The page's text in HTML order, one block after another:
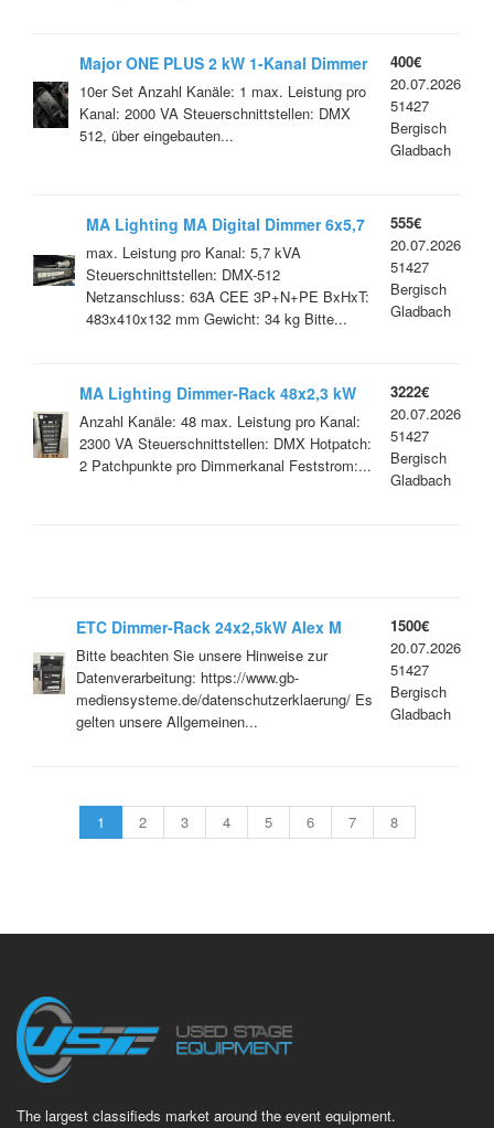
Major ONE PLUS 2 kW 1-Kanal Dimmer
mit DMX / 10Stk.
10er Set Anzahl Kanäle: 1 max. Leistung pro
Kanal: 2000 VA Steuerschnittstellen: DMX
512, über eingebauten...
400€
20.07.2026
51427
Bergisch
Gladbach
MA Lighting MA Digital Dimmer 6x5,7
kVA 5KW Dimmer
max. Leistung pro Kanal: 5,7 kVA
Steuerschnittstellen: DMX-512
Netzanschluss: 63A CEE 3P+N+PE BxHxT:
483x410x132 mm Gewicht: 34 kg Bitte...
555€
20.07.2026
51427
Bergisch
Gladbach
MA Lighting Dimmer-Rack 48x2,3 kW
48-Kanal Dimmer mit Hotpatch
Anzahl Kanäle: 48 max. Leistung pro Kanal:
2300 VA Steuerschnittstellen: DMX Hotpatch:
2 Patchpunkte pro Dimmerkanal Feststrom:...
3222€
20.07.2026
51427
Bergisch
Gladbach
ETC Dimmer-Rack 24x2,5kW Alex M
Bitte beachten Sie unsere Hinweise zur
Datenverarbeitung: https://www.gb-
mediensysteme.de/datenschutzerklaerung/ Es
gelten unsere Allgemeinen...
1500€
20.07.2026
51427
Bergisch
Gladbach
1 2 3 4 5 6 7 8
The largest classifieds market around the event equipment.